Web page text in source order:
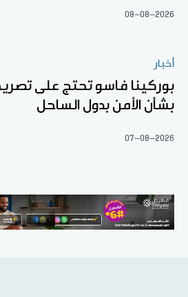
08-08-2026
أخبار
بوركينا فاسو تحتج على
بشأن الأمن بدول الساحل
07-08-2026